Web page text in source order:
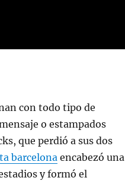
con todo tipo de
o estampados
que perdió a sus dos
barcelona encabezó una
y formó el